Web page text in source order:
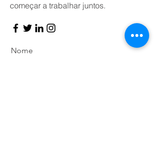
começar a trabalhar juntos.
Nome